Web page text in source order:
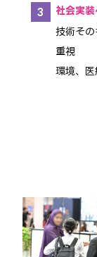
社会実装
技術そ
重視
環境、